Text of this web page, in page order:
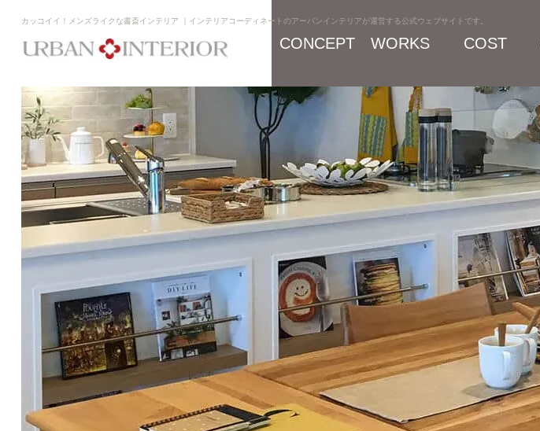
カッコイイ！メンズライクな書斎インテリア ｜インテリアコーディネートのアーバンインテリアが運営する公式ウェブサイトです。
CONCEPT WORKS COST